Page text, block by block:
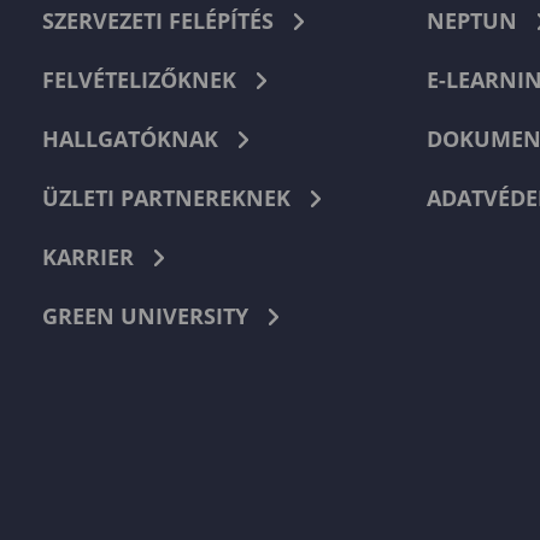
SZERVEZETI FELÉPÍTÉS
FELVÉTELIZŐKNEK
HALLGATÓKNAK
ÜZLETI PARTNEREKNEK
KARRIER
GREEN UNIVERSITY
NEPTUN
E-